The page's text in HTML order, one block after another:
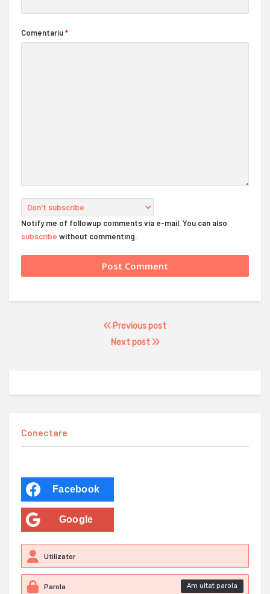
Comentariu*
Notify me of followup comments via e-mail. You can also
subscribe without commenting.
Previous post
Next post
Conectare
Facebook
Google
Am uitat parola